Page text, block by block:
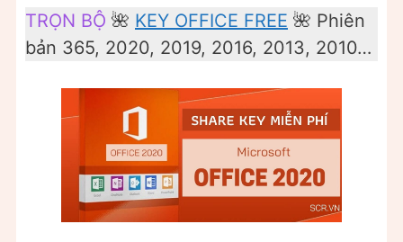
TRỌN BỘ 🌺 KEY OFFICE FREE 🌺 Phiên
bản 365, 2020, 2019, 2016, 2013, 2010…